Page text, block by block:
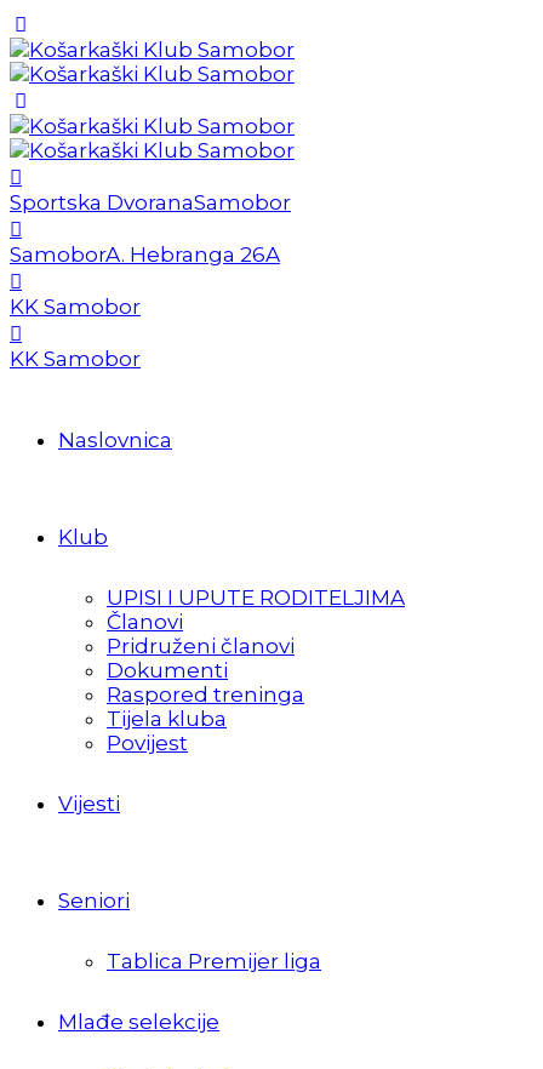
Sportska DvoranaSamobor
SamoborA. Hebranga 26A
KK Samobor
KK Samobor
Naslovnica
Klub
UPISI I UPUTE RODITELJIMA
Članovi
Pridruženi članovi
Dokumenti
Raspored treninga
Tijela kluba
Povijest
Vijesti
Seniori
Tablica Premijer liga
Mlađe selekcije